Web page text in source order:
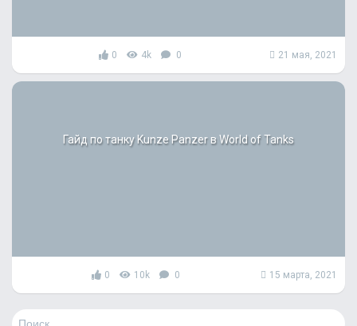
0 4k 0 21 мая, 2021
Гайд по танку Kunze Panzer в World of Tanks
0 10k 0 15 марта, 2021
Н